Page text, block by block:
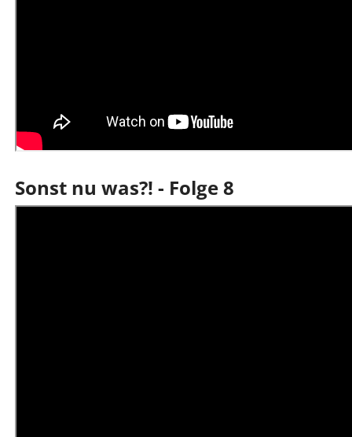
Sonst nu was?! - Folge 8